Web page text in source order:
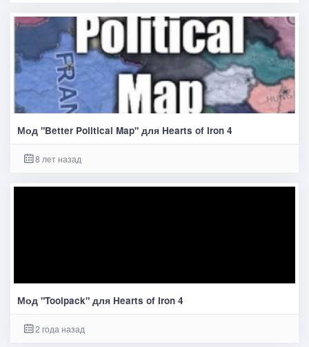
Мод "Better Political Map" для Hearts of Iron 4
8 лет назад
Мод "Toolpack" для Hearts of Iron 4
2 года назад